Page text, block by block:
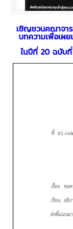
เชิญชวนคณาจา
บทความเพื่อเผ
ในปีที่ 20 ฉบับ